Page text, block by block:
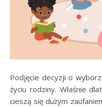
Podjęcie decyzji o
życiu rodziny. Właśnie
cieszą się dużym